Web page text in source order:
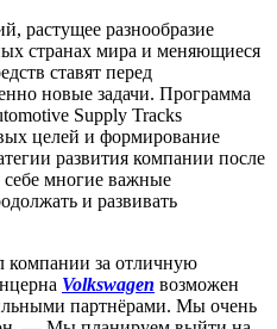
растущее разнообразие
странах мира и меняющиеся
ставят перед
новые задачи. Программа
Supply Tracks
целей и формирование
развития компании после
многие важные
и развивать
компании за отличную
Volkswagen возможен
партнёрами. Мы очень